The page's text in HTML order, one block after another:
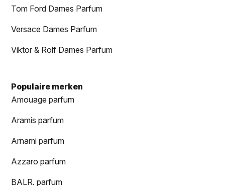
Tom Ford Dames Parfum
Versace Dames Parfum
Viktor & Rolf Dames Parfum
Populaire merken
Amouage parfum
Aramis parfum
Arnami parfum
Azzaro parfum
BALR. parfum